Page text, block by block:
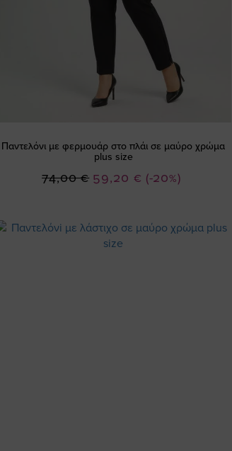
Παντελόνι με φερμουάρ στο πλάι σε μαύρο χρώμα
plus size
(-20%)
Ειδική
59,20 €
74,00 €